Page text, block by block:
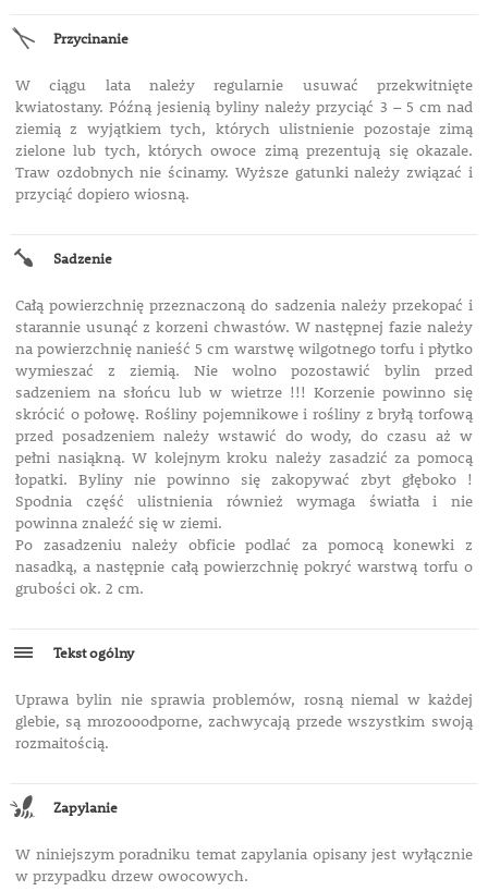
Przycinanie
W ciągu lata należy regularnie usuwać przekwitnięte
kwiatostany. Późną jesienią byliny należy przyciąć 3 – 5 cm nad
ziemią z wyjątkiem tych, których ulistnienie pozostaje zimą
zielone lub tych, których owoce zimą prezentują się okazale.
Traw ozdobnych nie ścinamy. Wyższe gatunki należy związać i
przyciąć dopiero wiosną.
Sadzenie
Całą powierzchnię przeznaczoną do sadzenia należy przekopać i
starannie usunąć z korzeni chwastów. W następnej fazie należy
na powierzchnię nanieść 5 cm warstwę wilgotnego torfu i płytko
wymieszać z ziemią. Nie wolno pozostawić bylin przed
sadzeniem na słońcu lub w wietrze !!! Korzenie powinno się
skrócić o połowę. Rośliny pojemnikowe i rośliny z bryłą torfową
przed posadzeniem należy wstawić do wody, do czasu aż w
pełni nasiąkną. W kolejnym kroku należy zasadzić za pomocą
łopatki. Byliny nie powinno się zakopywać zbyt głęboko !
Spodnia część ulistnienia również wymaga światła i nie
powinna znaleźć się w ziemi.
Po zasadzeniu należy obficie podlać za pomocą konewki z
nasadką, a następnie całą powierzchnię pokryć warstwą torfu o
grubości ok. 2 cm.
Tekst ogólny
Uprawa bylin nie sprawia problemów, rosną niemal w każdej
glebie, są mrozooodporne, zachwycają przede wszystkim swoją
rozmaitością.
Zapylanie
W niniejszym poradniku temat zapylania opisany jest wyłącznie
w przypadku drzew owocowych.